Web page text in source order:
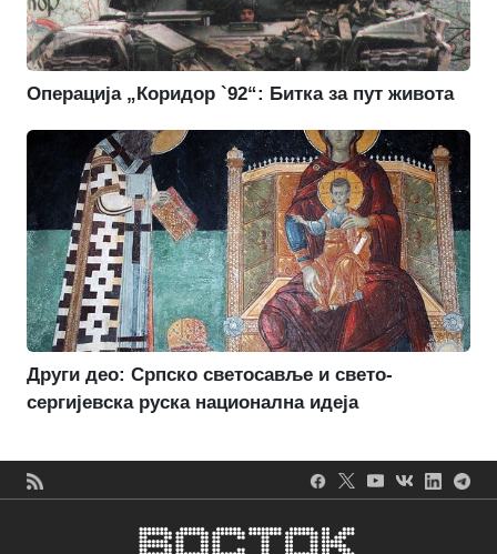
Операција „Коридор `92“: Битка за пут живота
Други део: Српско светосавље и свето-
сергијевска руска национална идеја